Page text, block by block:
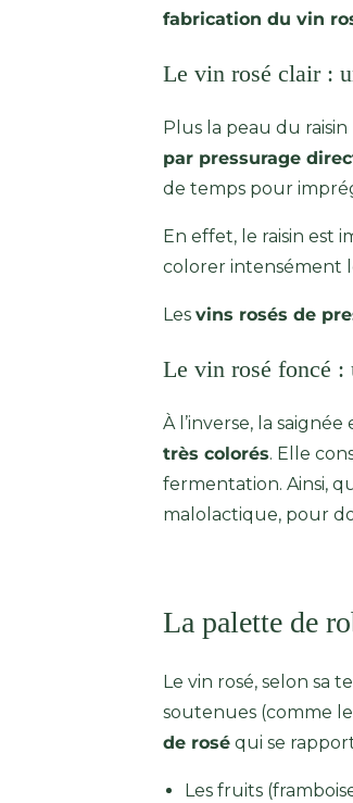
fabrication du vin
Le vin rosé clair :
Plus la peau du
par pressurage
de temps pour
En effet, le raisin est
colorer intensément
Les vins rosés de
Le vin rosé foncé :
À l’inverse, la
très colorés. Elle
fermentation. Ainsi,
malolactique, pour
La palette de
Le vin rosé, selon
soutenues (comme
de rosé qui se
Les fruits